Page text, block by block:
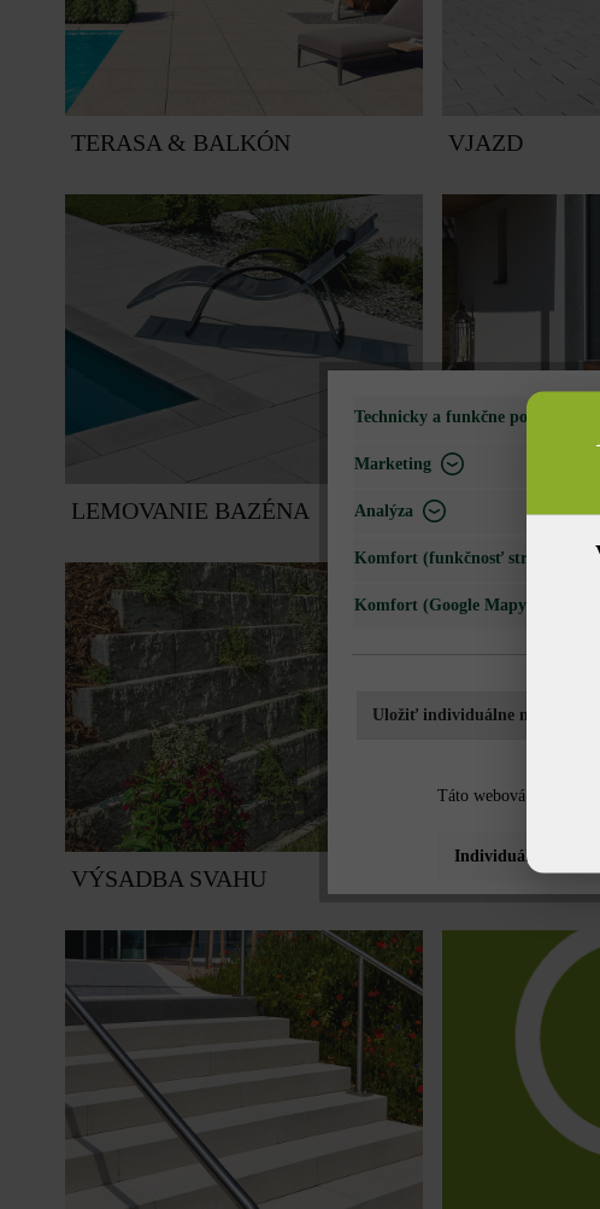
TERASA & BALKÓN VJAZD
LEMOVANIE BAZÉNA VSTUPNÁ
VÝSADBA SVAHU OBRUBY
Technicky a funkčne potrebné
Marketing
Analýza
Komfort (funkčnosť stránky)
Komfort (Google Mapy)
Uložiť individuálne nastavenie
Táto webová stránka
Individuálne